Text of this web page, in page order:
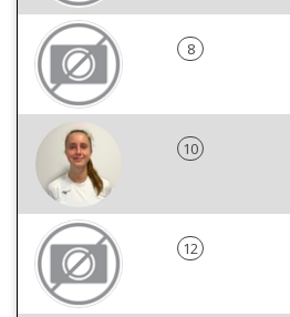
8
10
12